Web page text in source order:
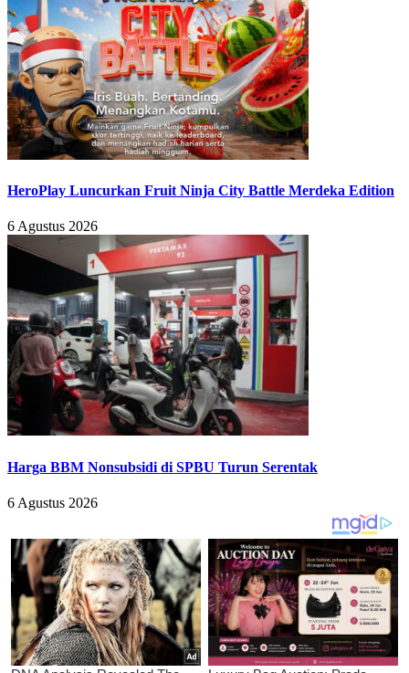
HeroPlay Luncurkan Fruit Ninja City Battle Merdeka Edition
6 Agustus 2026
Harga BBM Nonsubsidi di SPBU Turun Serentak
6 Agustus 2026